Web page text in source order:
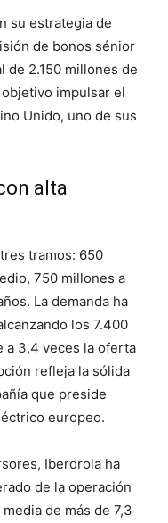
su estrategia de
de bonos sénior
de 2.150 millones de
impulsar el
Unido, uno de sus
alta
tramos: 650
750 millones a
La demanda ha
los 7.400
a 3,4 veces la oferta
refleja la sólida
que preside
europeo.
Iberdrola ha
de la operación
de más de 7,3